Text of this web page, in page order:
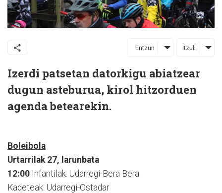
Entzun Itzuli
Izerdi patsetan datorkigu abiatzear
dugun asteburua, kirol hitzorduen
agenda betearekin.
Boleibola
Urtarrilak 27, larunbata
12:00 Infantilak: Udarregi-Bera Bera
Kadeteak: Udarregi-Ostadar